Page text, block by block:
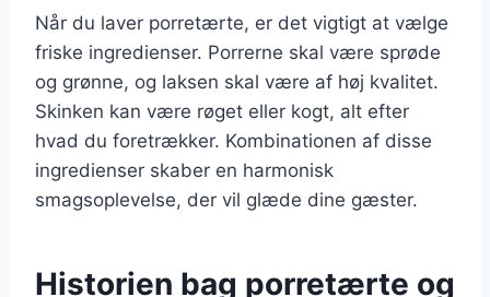
Når du laver porretærte, er det vigtigt at vælge
friske ingredienser. Porrerne skal være sprøde
og grønne, og laksen skal være af høj kvalitet.
Skinken kan være røget eller kogt, alt efter
hvad du foretrækker. Kombinationen af disse
ingredienser skaber en harmonisk
smagsoplevelse, der vil glæde dine gæster.
Historien bag porretærte og